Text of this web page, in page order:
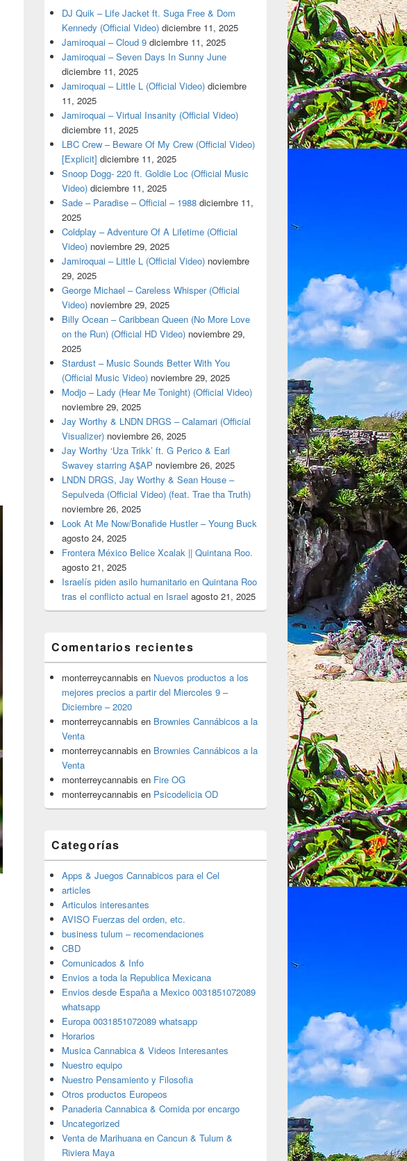
DJ Quik – Life Jacket ft. Suga Free & Dom
Kennedy (Official Video) diciembre 11, 2025
Jamiroquai – Cloud 9 diciembre 11, 2025
Jamiroquai – Seven Days In Sunny June
diciembre 11, 2025
Jamiroquai – Little L (Official Video) diciembre
11, 2025
Jamiroquai – Virtual Insanity (Official Video)
diciembre 11, 2025
LBC Crew – Beware Of My Crew (Official Video)
[Explicit] diciembre 11, 2025
Snoop Dogg- 220 ft. Goldie Loc (Official Music
Video) diciembre 11, 2025
Sade – Paradise – Official – 1988 diciembre 11,
2025
Coldplay – Adventure Of A Lifetime (Official
Video) noviembre 29, 2025
Jamiroquai – Little L (Official Video) noviembre
29, 2025
George Michael – Careless Whisper (Official
Video) noviembre 29, 2025
Billy Ocean – Caribbean Queen (No More Love
on the Run) (Official HD Video) noviembre 29,
2025
Stardust – Music Sounds Better With You
(Official Music Video) noviembre 29, 2025
Modjo – Lady (Hear Me Tonight) (Official Video)
noviembre 29, 2025
Jay Worthy & LNDN DRGS – Calamari (Official
Visualizer) noviembre 26, 2025
Jay Worthy ‘Uza Trikk’ ft. G Perico & Earl
Swavey starring A$AP noviembre 26, 2025
LNDN DRGS, Jay Worthy & Sean House –
Sepulveda (Official Video) (feat. Trae tha Truth)
noviembre 26, 2025
Look At Me Now/Bonafide Hustler – Young Buck
agosto 24, 2025
Frontera México Belice Xcalak || Quintana Roo.
agosto 21, 2025
Israelís piden asilo humanitario en Quintana Roo
tras el conflicto actual en Israel agosto 21, 2025
Comentarios recientes
monterreycannabis en Nuevos productos a los
mejores precios a partir del Miercoles 9 –
Diciembre – 2020
monterreycannabis en Brownies Cannábicos a la
Venta
monterreycannabis en Brownies Cannábicos a la
Venta
monterreycannabis en Fire OG
monterreycannabis en Psicodelicia OD
Categorías
Apps & Juegos Cannabicos para el Cel
articles
Articulos interesantes
AVISO Fuerzas del orden, etc.
business tulum – recomendaciones
CBD
Comunicados & Info
Envios a toda la Republica Mexicana
Envios desde España a Mexico 0031851072089
whatsapp
Europa 0031851072089 whatsapp
Horarios
Musica Cannabica & Videos Interesantes
Nuestro equipo
Nuestro Pensamiento y Filosofia
Otros productos Europeos
Panaderia Cannabica & Comida por encargo
Uncategorized
Venta de Marihuana en Cancun & Tulum &
Riviera Maya